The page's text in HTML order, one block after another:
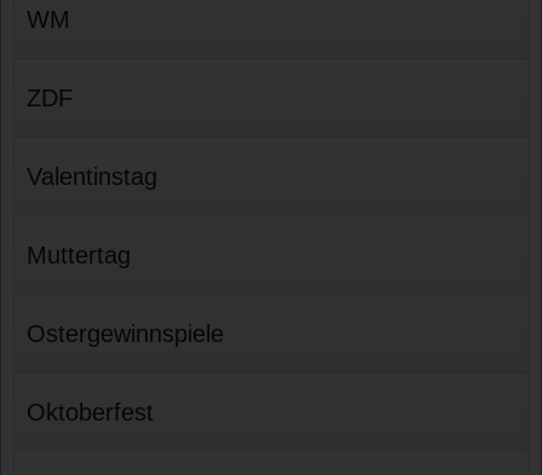
WM
ZDF
Valentinstag
Muttertag
Ostergewinnspiele
Oktoberfest